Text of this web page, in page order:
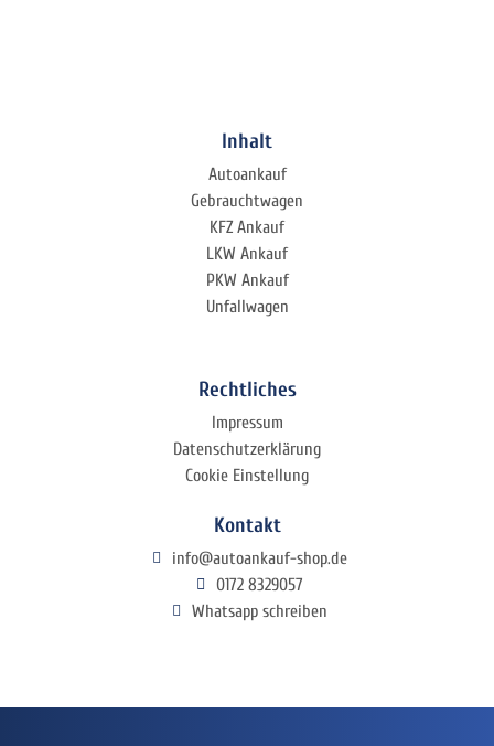
Inhalt
Autoankauf
Gebrauchtwagen
KFZ Ankauf
LKW Ankauf
PKW Ankauf
Unfallwagen
Rechtliches
Impressum
Datenschutzerklärung
Cookie Einstellung
Kontakt
info@autoankauf-shop.de
0172 8329057
Whatsapp schreiben